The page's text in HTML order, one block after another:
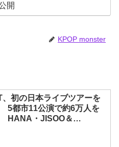
開
KPOP monster
、初の日本ライブツアーを
5都市11公演で約6万人を
HANA・JISOO＆